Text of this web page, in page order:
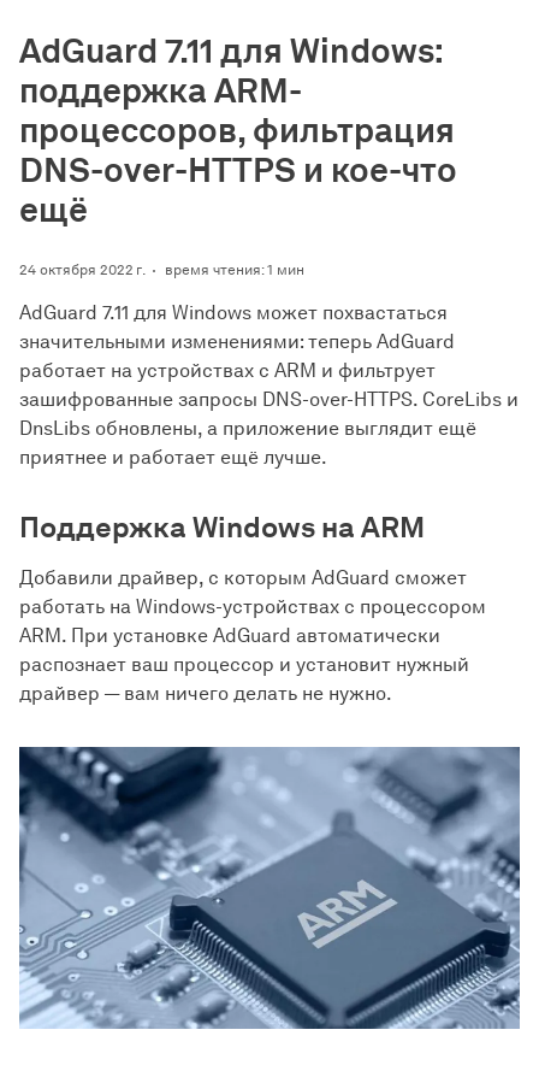
AdGuard 7.11 для Windows:
поддержка ARM-
процессоров, фильтрация
DNS-over-HTTPS и кое-что
ещё
24 октября 2022 г. время чтения: 1 мин
AdGuard 7.11 для Windows может похвастаться
значительными изменениями: теперь AdGuard
работает на устройствах с ARM и фильтрует
зашифрованные запросы DNS-over-HTTPS. CoreLibs и
DnsLibs обновлены, а приложение выглядит ещё
приятнее и работает ещё лучше.
Поддержка Windows на ARM
Добавили драйвер, с которым AdGuard сможет
работать на Windows-устройствах с процессором
ARM. При установке AdGuard автоматически
распознает ваш процессор и установит нужный
драйвер — вам ничего делать не нужно.